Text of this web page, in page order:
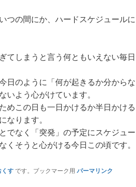
つの間にか、ハードスケジュールに
てしまうと言う何ともいえない毎日
日のように「何が起きるか分からな
よう心がけています。
めこの日も一日かけるか半日かける
ります。
でなく「突発」の予定にスケジュー
そうと心がける今日この頃です。
くすです。ブックマーク用 パーマリンク